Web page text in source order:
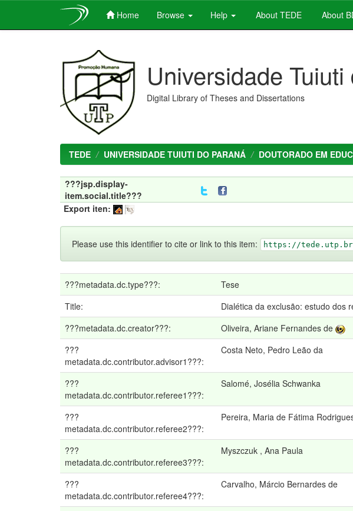
Home Browse Help About TEDE About
Universidade
Digital Library of Theses and Dissertations
TEDE UNIVERSIDADE TUIUTI DO PARANÁ DOUTORADO EM
???jsp.display-
item.social.title???
Export iten:
Please use this identifier to cite or link to this item: https://
???metadata.dc.type???:
Tese
Title:
Dialética da exclusão: estudo dos
???metadata.dc.creator???:
Oliveira, Ariane Fernandes de
???
metadata.dc.contributor.advisor1???:
Costa Neto, Pedro Leão da
???
metadata.dc.contributor.referee1???:
Salomé, Josélia Schwanka
???
metadata.dc.contributor.referee2???:
Pereira, Maria de Fátima
???
metadata.dc.contributor.referee3???:
Myszczuk , Ana Paula
???
metadata.dc.contributor.referee4???:
Carvalho, Márcio Bernardes de